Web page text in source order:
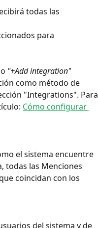
todas las
para
"+Add integration"
como método de
"Integrations". Para
Cómo configurar
el sistema encuentre
todas las Menciones
coincidan con los